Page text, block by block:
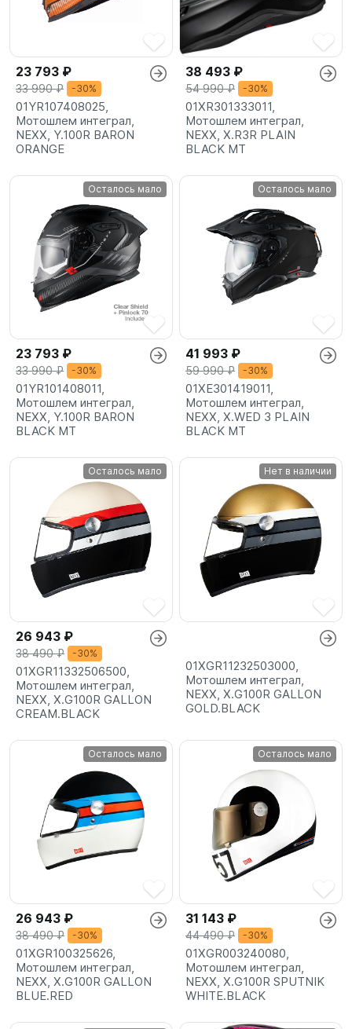
23 793 ₽
33 990 ₽ -30%
01YR107408025,
Мотошлем интеграл,
NEXX, Y.100R BARON
ORANGE
38 493 ₽
54 990 ₽ -30%
01XR301333011,
Мотошлем интеграл,
NEXX, X.R3R PLAIN
BLACK MT
Осталось мало
23 793 ₽
33 990 ₽ -30%
01YR101408011,
Мотошлем интеграл,
NEXX, Y.100R BARON
BLACK MT
Осталось мало
41 993 ₽
59 990 ₽ -30%
01XE301419011,
Мотошлем интеграл,
NEXX, X.WED 3 PLAIN
BLACK MT
Осталось мало
26 943 ₽
38 490 ₽ -30%
01XGR11332506500,
Мотошлем интеграл,
NEXX, X.G100R GALLON
CREAM.BLACK
Нет в наличии
01XGR11232503000,
Мотошлем интеграл,
NEXX, X.G100R GALLON
GOLD.BLACK
Осталось мало
26 943 ₽
38 490 ₽ -30%
01XGR100325626,
Мотошлем интеграл,
NEXX, X.G100R GALLON
BLUE.RED
Осталось мало
31 143 ₽
44 490 ₽ -30%
01XGR003240080,
Мотошлем интеграл,
NEXX, X.G100R SPUTNIK
WHITE.BLACK